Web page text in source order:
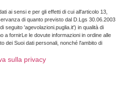
ai sensi e per gli effetti di cui all'articolo 13,
di quanto previsto dal D.Lgs 30.06.2003
seguito 'agevolazioni.puglia.it') in qualità di
a fornirLe le dovute informazioni in ordine alle
dei Suoi dati personali, nonché l'ambito di
sulla privacy